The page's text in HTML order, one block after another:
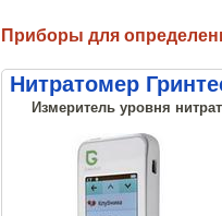
Приборы для
Нитратомер
Измеритель уровня